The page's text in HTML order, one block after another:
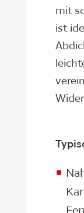
mit
ist